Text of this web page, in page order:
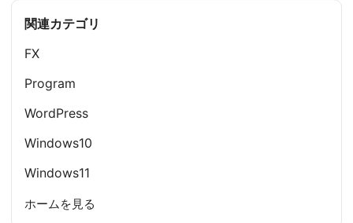
関連カテゴリ
FX
Program
WordPress
Windows10
Windows11
ホームを見る